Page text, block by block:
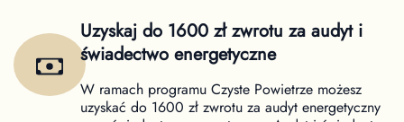
Uzyskaj do 1600 zł zwrotu za audyt i
świadectwo energetyczne
W ramach programu Czyste Powietrze możesz
uzyskać do 1600 zł zwrotu za audyt energetyczny